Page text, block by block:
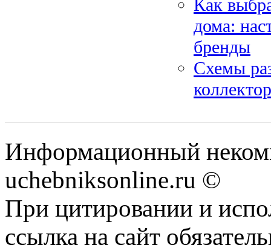
Как
дома:
бренды
Схемы
Информационный
uchebniksonline.ru ©
При цитировании и
ссылка на сайт